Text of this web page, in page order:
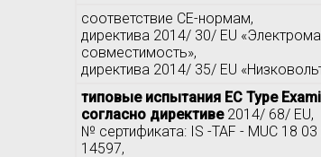
соответствие CE-нормам,
директива 2014/ 30/ EU
совместимость»,
директива 2014/ 35/ EU
типовые испытания EC Type
согласно директиве2014/ 68/ EU,
№ сертификата: IS -TAF - MUC 18
14597,